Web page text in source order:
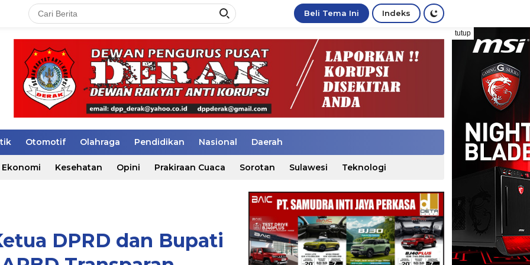
Beli Tema Ini Indeks
tutup
Otomotif Olahraga Pendidikan Nasional Daerah
Ekonomi Kesehatan Opini Prakiraan Cuaca Sorotan Sulawesi Teknologi
DPRD dan Bupati